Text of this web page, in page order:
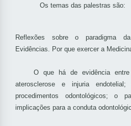
Os temas das palestras são:
Reflexões sobre o paradigma
Evidências. Por que exercer a
O que há de evidência entre
aterosclerose e injuria
procedimentos odontológicos; o
implicações para a conduta